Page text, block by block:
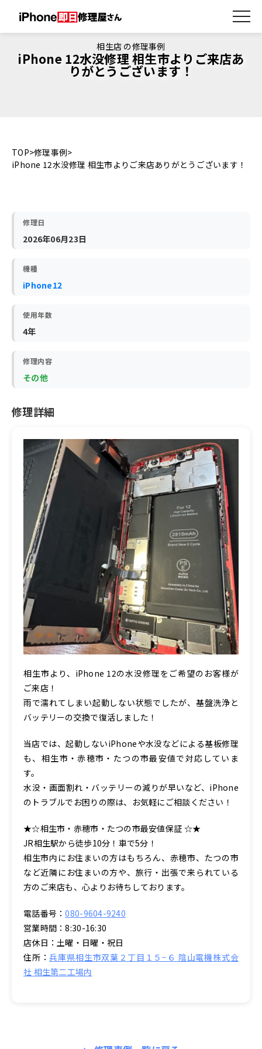
相生店 の修理事例
iPhone 12水没修理 相生市よりご来店あ
りがとうございます！
TOP 修理事例
iPhone 12水没修理 相生市よりご来店ありがとうございます！
修理日
2026年06月23日
機種
iPhone12
使用年数
4年
修理内容
その他
修理詳細
相生市より、iPhone 12の水没修理をご希望のお客様が
ご来店！
雨で濡れてしまい起動しない状態でしたが、基盤洗浄と
バッテリーの交換で復活しました！
当店では、起動しないiPhoneや水没などによる基板修理
も、相生市・赤穂市・たつの市最安値で対応していま
す。
水没・画面割れ・バッテリーの減りが早いなど、iPhone
のトラブルでお困りの際は、お気軽にご相談ください！
★☆相生市・赤穂市・たつの市最安値保証 ☆★
JR相生駅から徒歩10分！車で5分！
相生市内にお住まいの方はもちろん、赤穂市、たつの市
など近隣にお住まいの方や、旅行・出張で来られている
方のご来店も、心よりお待ちしております。
電話番号：080-9604-9240
営業時間：8:30-16:30
店休日：土曜・日曜・祝日
住所：兵庫県相生市双葉２丁目１５−６ 陰山電機株式会
社 相生第二工場内